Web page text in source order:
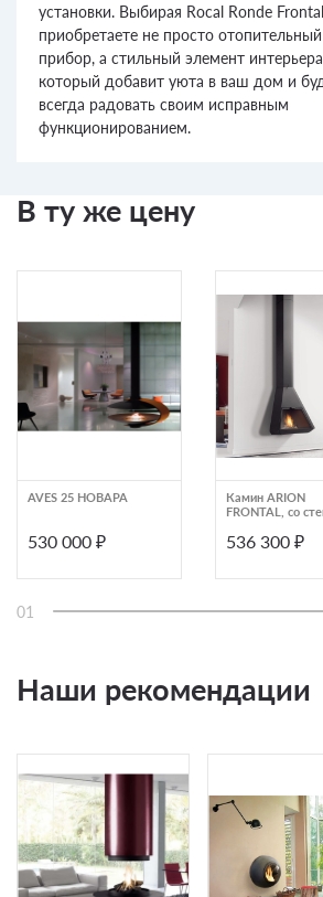
установки. Выбирая Rocal Ronde
приобретаете не просто отопительный
прибор, а стильный элемент
который добавит уюта в ваш дом и
всегда радовать своим исправным
функционированием.
В ту же цену
AVES 25 НОВАРА
530 000 ₽
Камин ARION
FRONTAL, со
536 300 ₽
01
Наши рекомендации